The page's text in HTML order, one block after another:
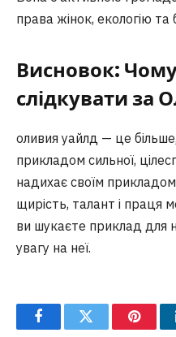
права жінок, екологію та
Висновок:
слідкувати за
оливия уайлд — це
прикладом сильної,
надихає своїм
щирість, талант і праця
ви шукаєте приклад для
увагу на неї.
FacebookTwitter